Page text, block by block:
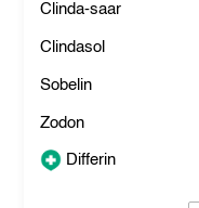
Clinda-saar
Clindasol
Sobelin
Zodon
Differin